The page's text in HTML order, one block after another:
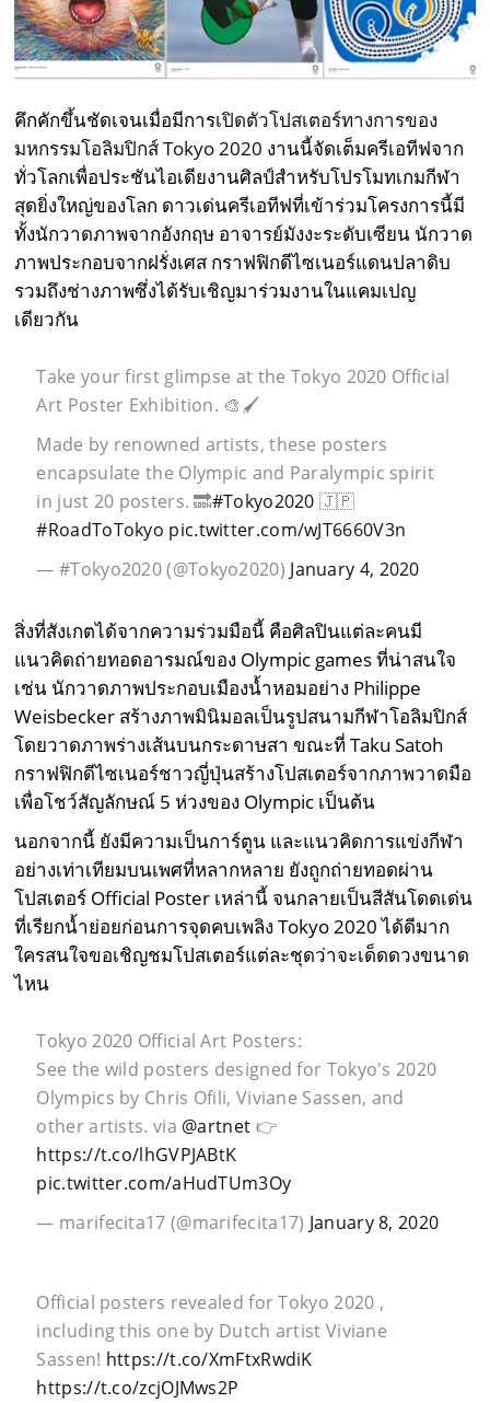
คึกคักขึ้นชัดเจนเมื่อมีการเปิดตัวโปสเตอร์ทางการของ
มหกรรมโอลิมปิกส์ Tokyo 2020 งานนี้จัดเต็มครีเอทีฟจาก
ทั่วโลกเพื่อประชันไอเดียงานศิลป์สำหรับโปรโมทเกมกีฬา
สุดยิ่งใหญ่ของโลก ดาวเด่นครีเอทีฟที่เข้าร่วมโครงการนี้มี
ทั้งนักวาดภาพจากอังกฤษ อาจารย์มังงะระดับเซียน นักวาด
ภาพประกอบจากฝรั่งเศส กราฟฟิกดีไซเนอร์แดนปลาดิบ
รวมถึงช่างภาพซึ่งได้รับเชิญมาร่วมงานในแคมเปญ
เดียวกัน
Take your first glimpse at the Tokyo 2020 Official
Art Poster Exhibition. 🎨🖌️
Made by renowned artists, these posters
encapsulate the Olympic and Paralympic spirit
in just 20 posters. 🔜#Tokyo2020 🇯🇵
#RoadToTokyo pic.twitter.com/wJT6660V3n
— #Tokyo2020 (@Tokyo2020) January 4, 2020
สิ่งที่สังเกตได้จากความร่วมมือนี้ คือศิลปินแต่ละคนมี
แนวคิดถ่ายทอดอารมณ์ของ Olympic games ที่น่าสนใจ
เช่น นักวาดภาพประกอบเมืองน้ำหอมอย่าง Philippe
Weisbecker สร้างภาพมินิมอลเป็นรูปสนามกีฬาโอลิมปิกส์
โดยวาดภาพร่างเส้นบนกระดาษสา ขณะที่ Taku Satoh
กราฟฟิกดีไซเนอร์ชาวญี่ปุ่นสร้างโปสเตอร์จากภาพวาดมือ
เพื่อโชว์สัญลักษณ์ 5 ห่วงของ Olympic เป็นต้น
นอกจากนี้ ยังมีความเป็นการ์ตูน และแนวคิดการแข่งกีฬา
อย่างเท่าเทียมบนเพศที่หลากหลาย ยังถูกถ่ายทอดผ่าน
โปสเตอร์ Official Poster เหล่านี้ จนกลายเป็นสีสันโดดเด่น
ที่เรียกน้ำย่อยก่อนการจุดคบเพลิง Tokyo 2020 ได้ดีมาก
ใครสนใจขอเชิญชมโปสเตอร์แต่ละชุดว่าจะเด็ดดวงขนาด
ไหน
Tokyo 2020 Official Art Posters:
See the wild posters designed for Tokyo's 2020
Olympics by Chris Ofili, Viviane Sassen, and
other artists. via @artnet 👉
https://t.co/lhGVPJABtK
pic.twitter.com/aHudTUm3Oy
— marifecita17 (@marifecita17) January 8, 2020
Official posters revealed for Tokyo 2020 ,
including this one by Dutch artist Viviane
Sassen! https://t.co/XmFtxRwdiK
https://t.co/zcjOJMws2P